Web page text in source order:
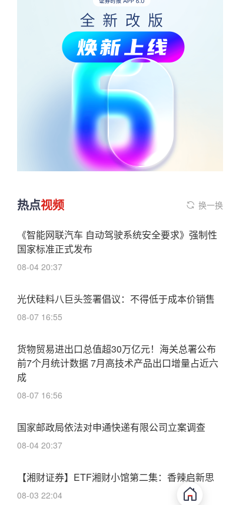
热点视频 换一换
《智能网联汽车 自动驾驶系统安全要求》强制性
国家标准正式发布
08-04 20:37
光伏硅料八巨头签署倡议：不得低于成本价销售
08-07 16:55
货物贸易进出口总值超30万亿元！海关总署公布
前7个月统计数据 7月高技术产品出口增量占近六
成
08-07 16:56
国家邮政局依法对申通快递有限公司立案调查
08-04 20:37
【湘财证券】ETF湘财小馆第二集：香辣启新思
08-03 22:04